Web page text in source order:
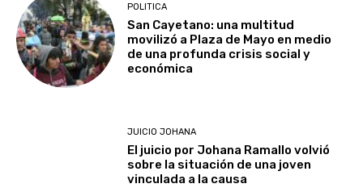
POLITICA
San Cayetano: una multitud
movilizó a Plaza de Mayo en medio
de una profunda crisis social y
económica
JUICIO JOHANA
El juicio por Johana Ramallo volvió
sobre la situación de una joven
vinculada a la causa